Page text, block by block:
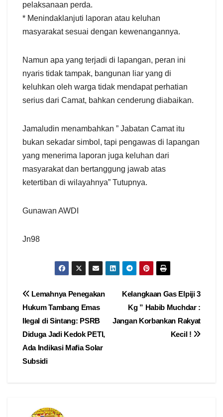
pelaksanaan perda.
* Menindaklanjuti laporan atau keluhan
masyarakat sesuai dengan kewenangannya.
Namun apa yang terjadi di lapangan, peran ini
nyaris tidak tampak, bangunan liar yang di
keluhkan oleh warga tidak mendapat perhatian
serius dari Camat, bahkan cenderung diabaikan.
Jamaludin menambahkan ” Jabatan Camat itu
bukan sekadar simbol, tapi pengawas di lapangan
yang menerima laporan juga keluhan dari
masyarakat dan bertanggung jawab atas
ketertiban di wilayahnya” Tutupnya.
Gunawan AWDI
Jn98
Navigasi
pos
Kelangkaan Gas Elpiji 3
Kg ” Habib Muchdar :
Jangan Korbankan Rakyat
Kecil !
Lemahnya Penegakan
Hukum Tambang Emas
Ilegal di Sintang: PSRB
Diduga Jadi Kedok PETI,
Ada Indikasi Mafia Solar
Subsidi